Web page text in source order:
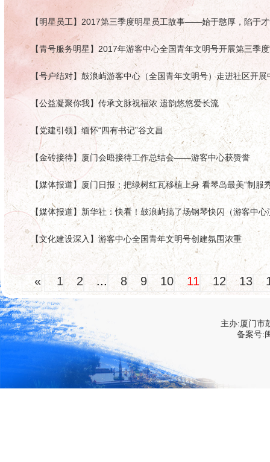
【明星员工】2017第三季度明星员工故事——始于憨厚，陷于
【青号服务明星】2017年游客中心全国青年文明号开展第三季
【号户结对】鼓浪屿游客中心（全国青年文明号）走进社区开
【公益凝聚你我】传承文脉祝福浓 遗韵悠悠爱长流
【党建引领】缅怀“四有书记”谷文昌
【金砖接待】厦门会晤接待工作总结会——游客中心获赞誉
【媒体报道】新华社：快看！鼓浪屿搞了场钢琴快闪（游客中心
【文化建设深入】游客中心全国青年文明号创建氛围浓重
« 1 2 ... 8 9 10 11 12 13
主办:厦门市
备案号: